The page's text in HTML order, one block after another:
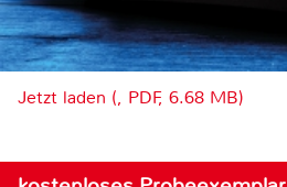
Jetzt laden (, PDF, 6.68 MB)